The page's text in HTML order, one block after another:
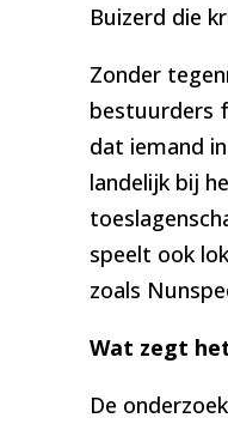
Buizerd die
Zonder
bestuurders
dat iemand
landelijk bij
speelt ook
zoals
Wat zegt
De